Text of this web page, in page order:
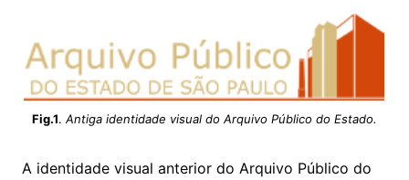
Fig.1. Antiga identidade visual do Arquivo Público do Estado.
A identidade visual anterior do Arquivo Público do